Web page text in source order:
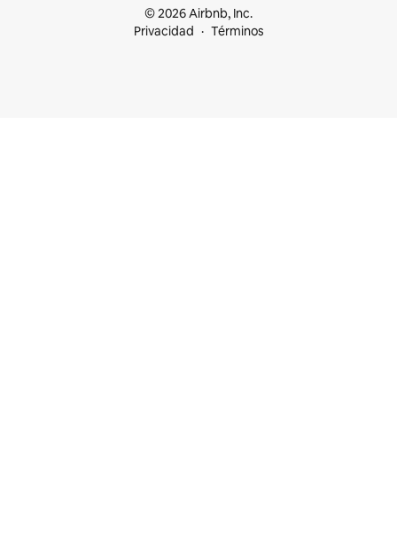
© 2026 Airbnb, Inc.
Privacidad
Términos